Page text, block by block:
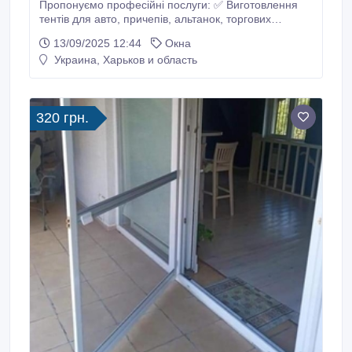
Пропонуємо професійні послуги: ✅ Виготовлення
тентів для авто, причепів, альтанок, торгових
Встановлення м’яких ПВХ-вікон для терас, балконів,
кафе та літніх майданчиків ✅ Індивідуальні розміри
13/09/2025 12:44
Окна
Украина, Харьков и область
320 грн.